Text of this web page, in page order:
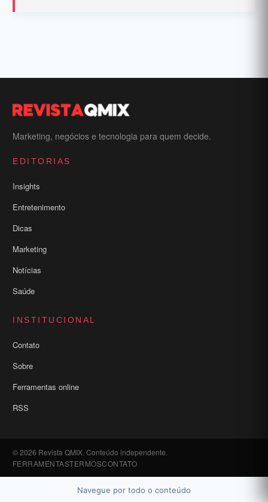
Marketing, negócios e tecnologia para quem decide.
EDITORIAS
Insights
Entretenimento
Dicas
Marketing
Notícias
Saúde
INSTITUCIONAL
Contato
Sobre
Ferramentas online
RSS
© 2026 Revista QMIX. Conteúdo independente.
FERRAMENTASTERMOSCONTATO
Navegue por todo o conteúdo